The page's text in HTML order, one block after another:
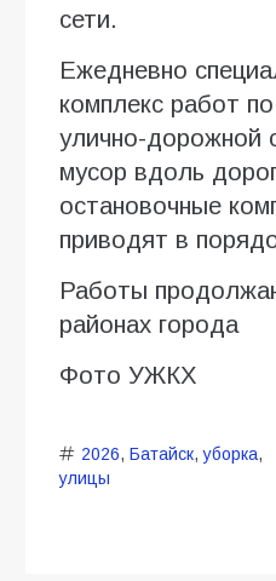
сети.
Ежедневно
комплекс работ
улично-дорожной
мусор вдоль
остановочные
приводят в
Работы
районах города
Фото УЖКХ
2026, Батайск,уборка,
улицы